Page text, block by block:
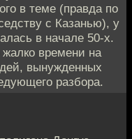
в теме (правда по
с Казанью), у
в начале 50-х.
времени на
вынужденных
разбора.